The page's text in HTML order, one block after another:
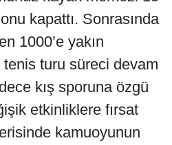
kapattı. Sonrasında
1000’e yakın
tenis turu süreci devam
kış sporuna özgü
etkinliklere fırsat
kamuoyunun